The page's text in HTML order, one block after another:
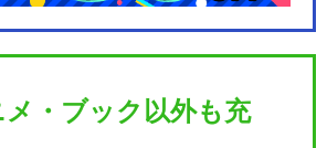
ぽかぽかマグマッグハウス －
ポケモンアニメシ…
メ・ブック以外も充